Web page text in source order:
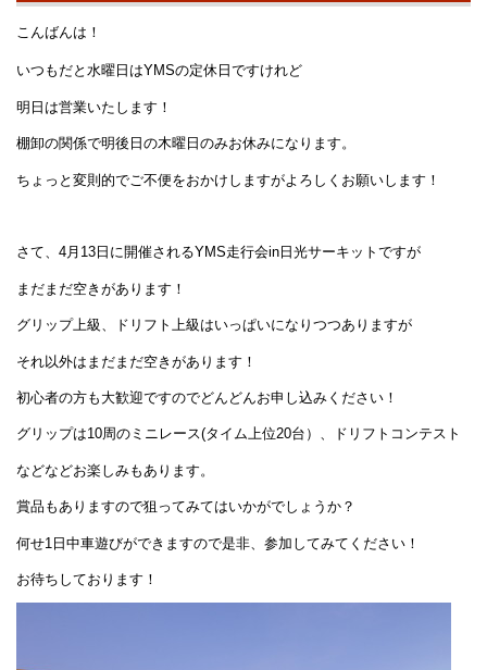
こんばんは！
いつもだと水曜日はYMSの定休日ですけれど
明日は営業いたします！
棚卸の関係で明後日の木曜日のみお休みになります。
ちょっと変則的でご不便をおかけしますがよろしくお願いします！
さて、4月13日に開催されるYMS走行会in日光サーキットですが
まだまだ空きがあります！
グリップ上級、ドリフト上級はいっぱいになりつつありますが
それ以外はまだまだ空きがあります！
初心者の方も大歓迎ですのでどんどんお申し込みください！
グリップは10周のミニレース(タイム上位20台）、ドリフトコンテスト
などなどお楽しみもあります。
賞品もありますので狙ってみてはいかがでしょうか？
何せ1日中車遊びができますので是非、参加してみてください！
お待ちしております！